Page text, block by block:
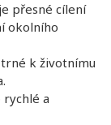
přesné cílení
okolního
k životnímu
rychlé a